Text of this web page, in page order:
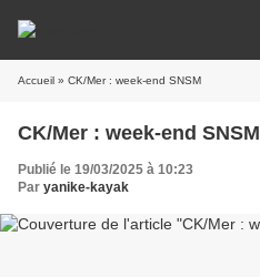
Accueil » CK/Mer : week-end SNSM
CK/Mer : week-end SNSM
Publié le 19/03/2025 à 10:23
Par yanike-kayak